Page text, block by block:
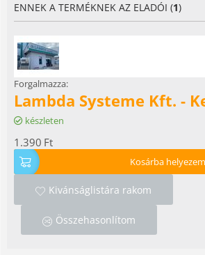
ENNEK A TERMÉKNEK AZ ELADÓI (1)
Forgalmazza:
Lambda Systeme Kft. -
készleten
1.390 Ft
Kosárba helyezem
Kivánságlistára rakom
Összehasonlítom